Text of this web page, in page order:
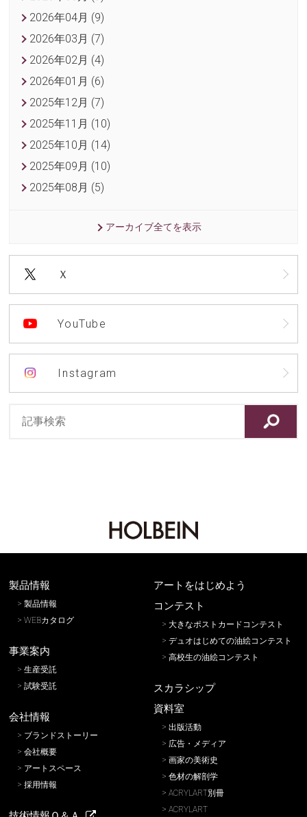
2026年04月 (9)
2026年03月 (7)
2026年02月 (4)
2026年01月 (6)
2025年12月 (7)
2025年11月 (10)
2025年10月 (14)
2025年09月 (10)
2025年08月 (5)
アーカイブ全てを表示
Ｘ
YouTube
Instagram
製品情報
製品情報
WEBカタログ
事業案内
生産受託
試験受託
会社情報
ブランドストーリー
会社概要
アートスペース
採用情報
アートをはじめよう
コンテスト
大きなポストカードコンテスト
デュオはじめての油絵コンテスト
高校生の油絵コンテスト
スカラシップ
資料室
出版活動
広告・メディア
画家の美術史
色材の解剖学
ACRYLART別冊
ACRYLART